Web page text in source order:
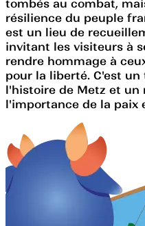
tombés au combat,
résilience du peuple
est un lieu de
invitant les visiteurs à
rendre hommage à
pour la liberté. C'est
l'histoire de Metz et un
l'importance de la paix